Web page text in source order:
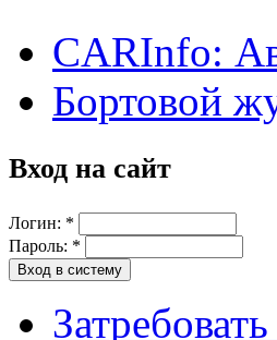
CARInfo:
Бортовой
Вход на сайт
Логин: *
Пароль: *